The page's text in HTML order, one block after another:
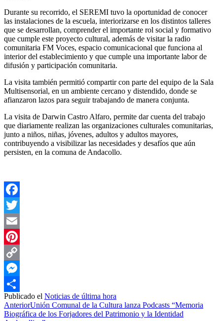
Durante su recorrido, el SEREMI tuvo la oportunidad de conocer
las instalaciones de la escuela, interiorizarse en los distintos talleres
que se desarrollan, comprender el importante rol social y formativo
que cumple este proyecto cultural, además de visitar la radio
comunitaria FM Voces, espacio comunicacional que funciona al
interior del establecimiento y que cumple una importante labor de
difusión y participación comunitaria.
La visita también permitió compartir con parte del equipo de la Sala
Multisensorial, en un ambiente cercano y distendido, donde se
afianzaron lazos para seguir trabajando de manera conjunta.
La visita de Darwin Castro Alfaro, permite dar cuenta del trabajo
que diariamente realizan las organizaciones culturales comunitarias,
junto a niños, niñas, jóvenes, adultos y adultos mayores,
contribuyendo a visibilizar las necesidades y desafíos que aún
persisten, en la comuna de Andacollo.
Facebook
Twitter
Email
Pinterest
Copy
Link
Messenger
Compartir
Publicado el Noticias de última hora
AnteriorUnión Comunal de la Cultura lanza Podcasts “Memoria
Biográfica de los Forjadores del Patrimonio y la Identidad